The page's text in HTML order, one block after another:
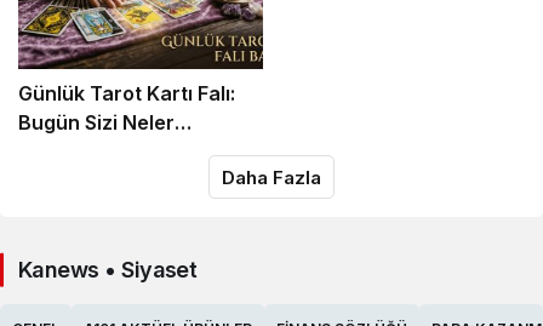
Günlük Tarot Kartı Falı:
Bugün Sizi Neler
Daha Fazla
Kanews • Siyaset